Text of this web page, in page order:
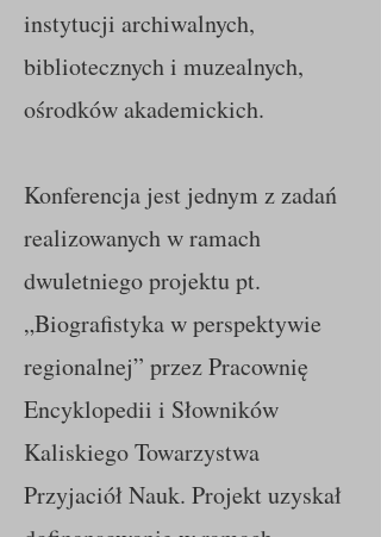
instytucji archiwalnych,
bibliotecznych i muzealnych,
ośrodków akademickich.
Konferencja jest jednym z zadań
realizowanych w ramach
dwuletniego projektu pt.
„Biografistyka w perspektywie
regionalnej” przez Pracownię
Encyklopedii i Słowników
Kaliskiego Towarzystwa
Przyjaciół Nauk. Projekt uzyskał